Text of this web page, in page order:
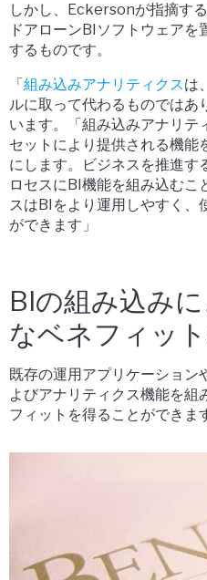
しかし、Eckersonが指摘す
ドアローンBIソフトウェア
するものです。
「 組み込みアナリティクスは
ルに取って代わるものでは
います。「組み込みアナリテ
セットにより提供される機能
にします。ビジネスを推進す
ロセスにBI機能を組み込むこ
スはBIをより運用しやすく、
ができます」
BIの組み込み
なベネフィッ
既存の運用アプリケーション
よびアナリティクス機能を組
フィットを得ることができま